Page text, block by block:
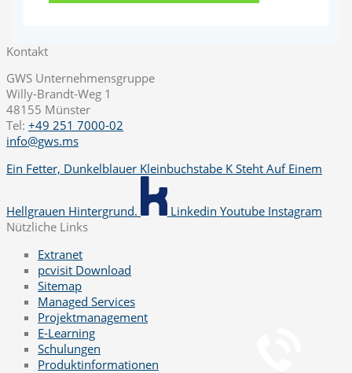
Kontakt
GWS Unternehmensgruppe
Willy-Brandt-Weg 1
48155 Münster
Tel: +49 251 7000-02
info@gws.ms
Ein Fetter, Dunkelblauer Kleinbuchstabe K Steht Auf Einem
Hellgrauen Hintergrund. Linkedin Youtube Instagram
Nützliche Links
Extranet
pcvisit Download
Sitemap
Managed Services
Projektmanagement
E-Learning
Schulungen
Produktinformationen